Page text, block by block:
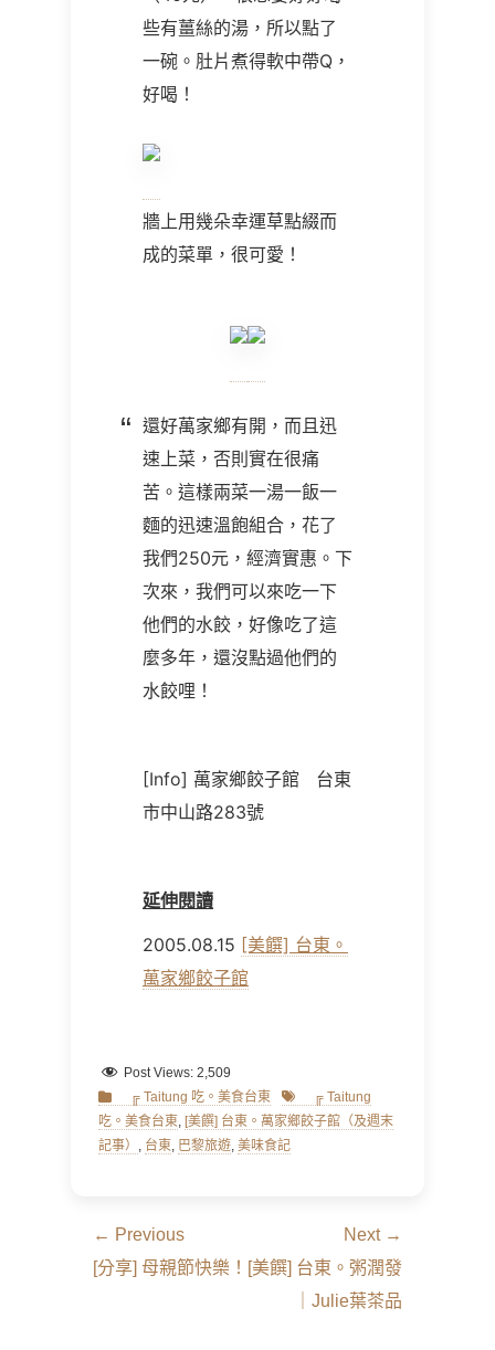
些有薑絲的湯，所以點了
一碗。肚片煮得軟中帶Q，
好喝！
牆上用幾朵幸運草點綴而
成的菜單，很可愛！
還好萬家鄉有開，而且迅
速上菜，否則實在很痛
苦。這樣兩菜一湯一飯一
麵的迅速溫飽組合，花了
我們250元，經濟實惠。下
次來，我們可以來吃一下
他們的水餃，好像吃了這
麼多年，還沒點過他們的
水餃哩！
[Info] 萬家鄉餃子館 台東
市中山路283號
延伸閱讀
2005.08.15 [美饌] 台東。
萬家鄉餃子館
Post Views: 2,509
Categories
╔ Taitung 吃。美食台東 Tags ╔ Taitung
吃。美食台東, [美饌] 台東。萬家鄉餃子館（及週末
記事） , 台東, 巴黎旅遊, 美味食記
文
章
← Previous
Previous
[分享] 母親節快樂！
Next →
Next
[美饌] 台東。粥潤發
｜Julie葉茶品